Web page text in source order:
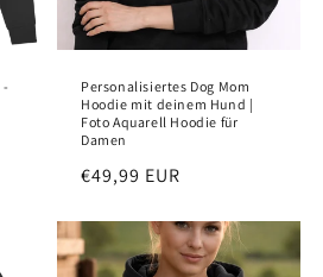
Personalisiertes Dog Mom
Hoodie mit deinem Hund |
Foto Aquarell Hoodie für
Damen
Regular
€49,99 EUR